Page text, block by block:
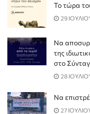
Το τώρα
29
Να
της
στο
28
Να
27